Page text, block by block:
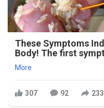
These Symptoms
Body! The first
More
307 92 233